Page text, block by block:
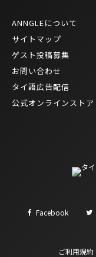
ANNGLEについて
サイトマップ
ゲスト投稿募集
お問い合わせ
タイ語広告配信
公式オンラインストア
Facebook
ご利用規約